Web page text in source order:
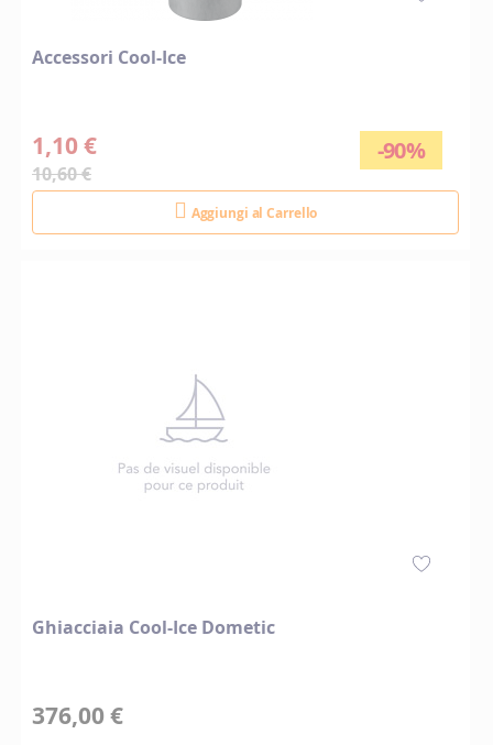
Accessori Cool-Ice
-90%
1,10 €
10,60 €
Aggiungi al Carrello
Ghiacciaia Cool-Ice Dometic
376,00 €